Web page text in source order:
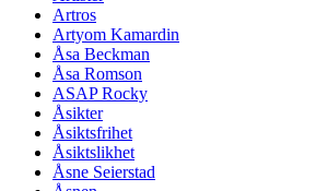
Artros
Artyom Kamardin
Åsa Beckman
Åsa Romson
ASAP Rocky
Åsikter
Åsiktsfrihet
Åsiktslikhet
Åsne Seierstad